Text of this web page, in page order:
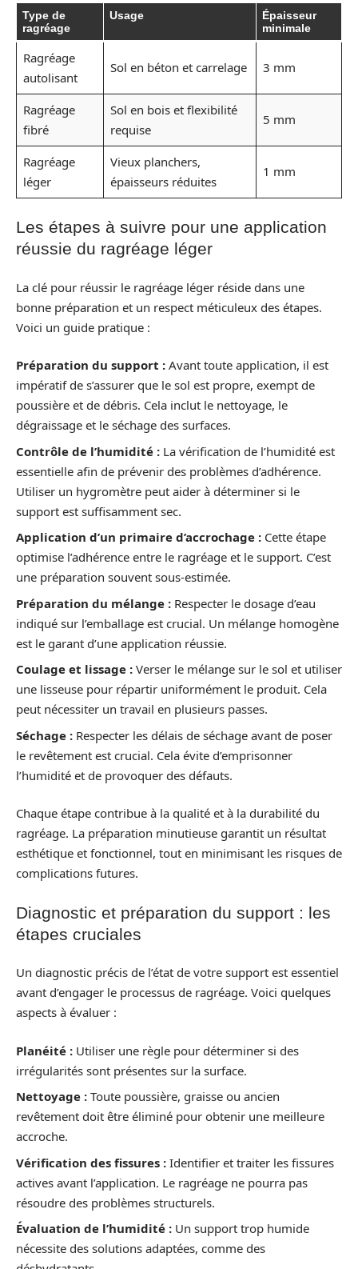
Type de
ragréage
Usage
Épaisseur
minimale
Ragréage
autolisant
Sol en béton et carrelage 3 mm
Ragréage
fibré
Sol en bois et flexibilité
requise
5 mm
Ragréage
léger
Vieux planchers,
épaisseurs réduites
1 mm
Les étapes à suivre pour une application
réussie du ragréage léger
La clé pour réussir le ragréage léger réside dans une
bonne préparation et un respect méticuleux des étapes.
Voici un guide pratique :
Préparation du support : Avant toute application, il est
impératif de s’assurer que le sol est propre, exempt de
poussière et de débris. Cela inclut le nettoyage, le
dégraissage et le séchage des surfaces.
Contrôle de l’humidité : La vérification de l’humidité est
essentielle afin de prévenir des problèmes d’adhérence.
Utiliser un hygromètre peut aider à déterminer si le
support est suffisamment sec.
Application d’un primaire d’accrochage : Cette étape
optimise l’adhérence entre le ragréage et le support. C’est
une préparation souvent sous-estimée.
Préparation du mélange : Respecter le dosage d’eau
indiqué sur l’emballage est crucial. Un mélange homogène
est le garant d’une application réussie.
Coulage et lissage : Verser le mélange sur le sol et utiliser
une lisseuse pour répartir uniformément le produit. Cela
peut nécessiter un travail en plusieurs passes.
Séchage : Respecter les délais de séchage avant de poser
le revêtement est crucial. Cela évite d’emprisonner
l’humidité et de provoquer des défauts.
Chaque étape contribue à la qualité et à la durabilité du
ragréage. La préparation minutieuse garantit un résultat
esthétique et fonctionnel, tout en minimisant les risques de
complications futures.
Diagnostic et préparation du support : les
étapes cruciales
Un diagnostic précis de l’état de votre support est essentiel
avant d’engager le processus de ragréage. Voici quelques
aspects à évaluer :
Planéité : Utiliser une règle pour déterminer si des
irrégularités sont présentes sur la surface.
Nettoyage : Toute poussière, graisse ou ancien
revêtement doit être éliminé pour obtenir une meilleure
accroche.
Vérification des fissures : Identifier et traiter les fissures
actives avant l’application. Le ragréage ne pourra pas
résoudre des problèmes structurels.
Évaluation de l’humidité : Un support trop humide
nécessite des solutions adaptées, comme des